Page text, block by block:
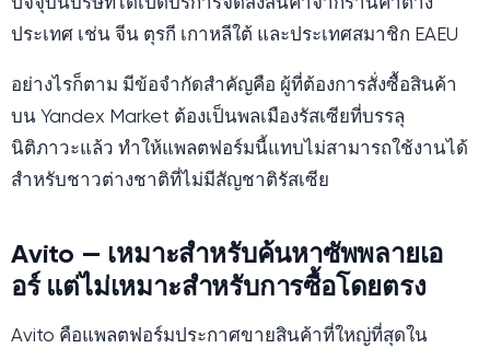
ประเทศ เช่น จีน ตุรกี เกาหลีใต้ และประเทศสมาชิก EAEU
อย่างไรก็ตาม มีข้อจำกัดสำคัญคือ ผู้ที่ต้องการสั่งซื้อสินค้า
บน Yandex Market ต้องเป็นพลเมืองรัสเซียที่บรรลุ
นิติภาวะแล้ว ทำให้แพลตฟอร์มนี้แทบไม่สามารถใช้งานได้
สำหรับชาวต่างชาติที่ไม่มีสัญชาติรัสเซีย
Avito — เหมาะสำหรับค้นหาซัพพลายเอ
อร์ แต่ไม่เหมาะสำหรับการซื้อโดยตรง
Avito คือแพลตฟอร์มประกาศขายสินค้าที่ใหญ่ที่สุดใน